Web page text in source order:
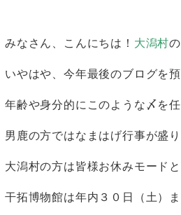
みなさん、こんにちは！ 大潟村の
いやはや、今年最後のブログを
年齢や身分的にこのような〆を
男鹿の方ではなまはげ行事が盛
大潟村の方は皆様お休みモード
干拓博物館は年内３０日（土）